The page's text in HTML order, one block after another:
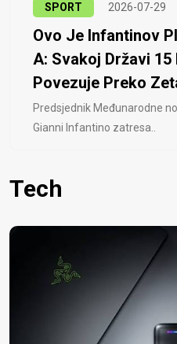
SPORT 2026-07-29
Ovo Je Infantinov
A: Svakoj Državi 15
Povezuje Preko
Predsjednik Međunarodne
Gianni Infantino zatresa..
Tech